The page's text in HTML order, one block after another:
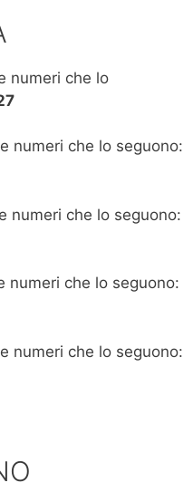
numeri che lo
numeri che lo seguono:
numeri che lo seguono:
numeri che lo seguono:
numeri che lo seguono: